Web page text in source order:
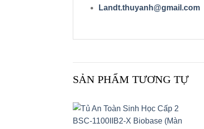
Landt.thuyanh@gmail.com
SẢN PHẨM TƯƠNG TỰ